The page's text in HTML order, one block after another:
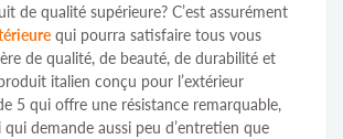
de qualité supérieure? C’est assurément
qui pourra satisfaire tous vous
de qualité, de beauté, de durabilité et
italien conçu pour l’extérieur
5 qui offre une résistance remarquable,
qui demande aussi peu d’entretien que